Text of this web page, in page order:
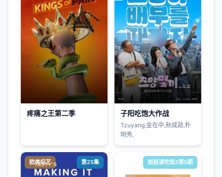
疼痛之王第二季 子阳吃饱大作战
Tzuyang,金在中,秋成勋,朴
明秀,
欧美综艺 第25集 姐姐请吃饭2第5期